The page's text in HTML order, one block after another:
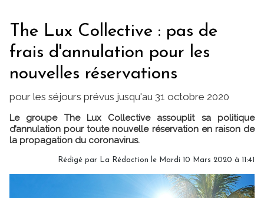
The Lux Collective : pas de
frais d'annulation pour les
nouvelles réservations
pour les séjours prévus jusqu'au 31 octobre 2020
Le groupe The Lux Collective assouplit sa politique
d’annulation pour toute nouvelle réservation en raison de
la propagation du coronavirus.
Rédigé par La Rédaction le Mardi 10 Mars 2020 à 11:41